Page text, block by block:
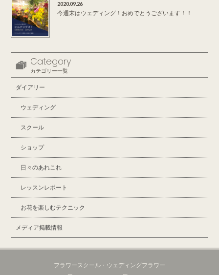
2020.09.26
今週末はウェディング！おめでとうございます！！
Category
カテゴリー一覧
ダイアリー
ウェディング
スクール
ショップ
日々のあれこれ
レッスンレポート
お花を楽しむテクニック
メディア掲載情報
フラワースクール・ウェディングフラワー